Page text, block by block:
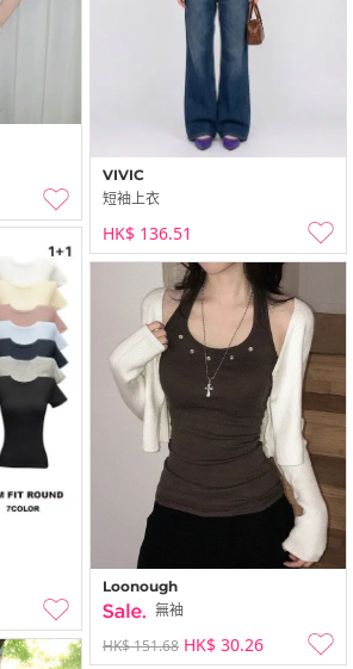
VIVIC
短袖上衣
HK$ 136.51
Loonough
無袖
HK$ 151.68 HK$ 30.26